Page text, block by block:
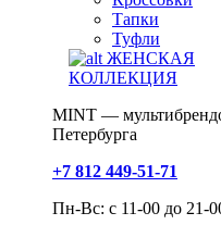
Тапки
Туфли
ЖЕНСКАЯ
КОЛЛЕКЦИЯ
MINT —
Петербурга
+7 812 449-51-71
Пн-Вс: с 11-00 до 21-